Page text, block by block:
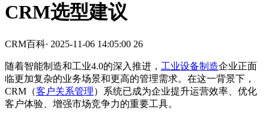
CRM选型建议
CRM百科· 2025-11-06 14:05:00 26
随着智能制造和工业4.0的深入推进， 工业设备制造企业正面
临更加复杂的业务场景和更高的管理需求。在这一背景下，
CRM（客户关系管理）系统已成为企业提升运营效率、优化
客户体验、增强市场竞争力的重要工具。